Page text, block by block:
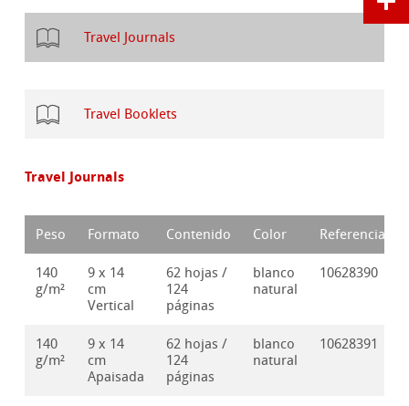
Travel Journals
Travel Booklets
Travel Journals
Peso Formato Contenido Color Referencia
140
g/m²
9 x 14
cm
Vertical
62 hojas /
124
páginas
blanco
natural
10628390
140
g/m²
9 x 14
cm
Apaisada
62 hojas /
124
páginas
blanco
natural
10628391